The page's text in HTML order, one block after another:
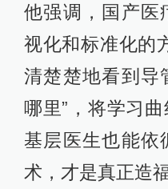
他强调，国产医
视化和标准化的
清楚楚地看到导
哪里”，将学习
基层医生也能依
术，才是真正造